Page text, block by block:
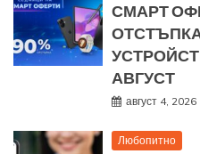
СМАРТ
ОТСТЪПКА
АВГУСТ
август 4, 2026
Любопитно